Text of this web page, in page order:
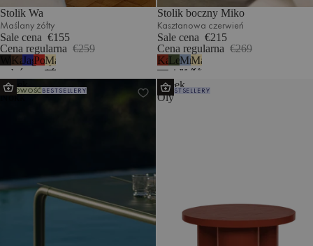
Stolik Wa
Maślany żółty
Sale cena €155
Cena regularna €259
Wulkaniczna
czerń
Kakaowy
brąz
Jagodowy
mus
Pomidorowa
czerwień
Maślany
żółty
Stolik boczny Miko
Kasztanowa czerwień
Sale cena €215
Cena regularna €269
Kasztanowa
czerwień
Leśna
zieleń
Mroźny
błękit
Maślany
żółty
Stołek
Nokk
NOWOŚĆBESTSELLERY
Stołek
Oly
BESTSELLERY